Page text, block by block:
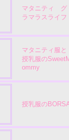
マタニティ グ
ラマラスライフ
マタニティ服と
授乳服の
ommy
授乳服の